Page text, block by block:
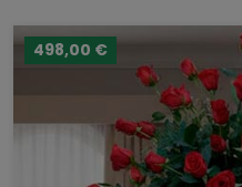
498,00 €